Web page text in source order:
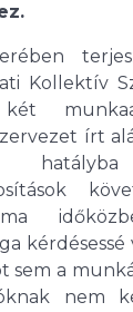
Kollektív
írt
sem a
nem